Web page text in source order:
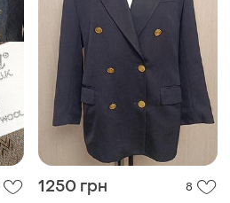
1250 грн 8